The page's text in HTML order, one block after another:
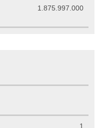
1.875.997.000
1